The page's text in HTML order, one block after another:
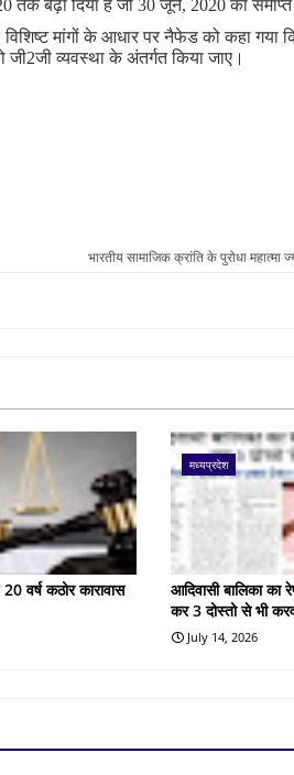
तक बढ़ा दिया है जो 30 जून, 2020 को समाप्त
मांगों के आधार पर नैफेड को कहा गया
जी2जी व्यवस्था के अंतर्गत किया जाए।
भारतीय सामाजिक क्रांति के पुरोधा महात्मा
वर्ष कठोर कारावास
मध्यप्रदेश
आदिवासी बालिका का
कर 3 दोस्तो से भी
July 14, 2026